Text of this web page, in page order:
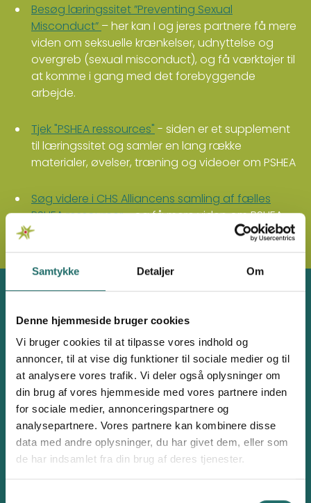
Samtykke Detaljer Om
Denne hjemmeside bruger cookies
Vi bruger cookies til at tilpasse vores indhold og
annoncer, til at vise dig funktioner til sociale medier og til
at analysere vores trafik. Vi deler også oplysninger om
din brug af vores hjemmeside med vores partnere inden
for sociale medier, annonceringspartnere og
analysepartnere. Vores partnere kan kombinere disse
data med andre oplysninger, du har givet dem, eller som
de har indsamlet fra din brug af deres tjenester.
Besøg læringssitet ”Preventing Sexual
Misconduct” – her kan I og jeres partnere få mere
viden om seksuelle krænkelser, udnyttelse og
overgreb (sexual misconduct), og få værktøjer til
at komme i gang med det forebyggende
arbejde.
Tjek "PSHEA ressources" - siden er et supplement
til læringssitet og samler en lang række
materialer, øvelser, træning og videoer om PSHEA
Søg videre i CHS Alliancens samling af fælles
PSHEA ressourcer- og få mere viden om PSHEA,
online træningsmaterialer og meget mere
I CISU står vi klar til atvejlede og rådgive
medlemmer om Safeguarding og hvordan I kan
arbejde med området.
CISU afvikler også løbende kurser om Safeguarding
og PSHEA. Få et overblik over aktuelle kurser på vores
arrangementsside.
Hvad gør CISU selv?
CISU tolererer ikke seksuel krænkelse, udnyttelse eller
magtmisbrug, hverken internt eller eksternt blandt
alle, der er associeret med vores arbejde. Derfor